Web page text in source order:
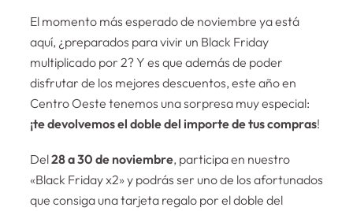
El momento más esperado de noviembre ya está
aquí, ¿preparados para vivir un Black Friday
multiplicado por 2? Y es que además de poder
disfrutar de los mejores descuentos, este año en
Centro Oeste tenemos una sorpresa muy especial:
¡te devolvemos el doble del importe de tus compras!
Del28 a 30 de noviembre, participa en nuestro
«Black Friday x2» y podrás ser uno de los afortunados
que consiga una tarjeta regalo por el doble del